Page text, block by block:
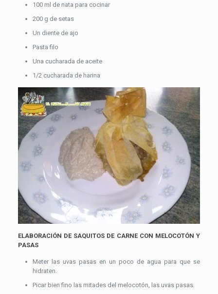
100 ml de nata para cocinar
200 g de setas
Un diente de ajo
Pasta filo
Una cucharada de aceite
1/2 cucharada de harina
ELABORACIÓN DE SAQUITOS DE CARNE CON MELOCOTÓN Y
PASAS
Meter las uvas pasas en un poco de agua para que se
hidraten.
Picar bien fino las mitades del melocotón, las uvas pasas.